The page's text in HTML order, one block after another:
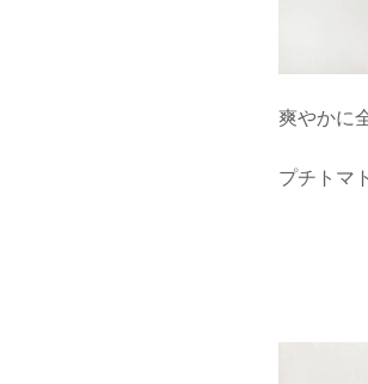
爽やかに
プチトマ